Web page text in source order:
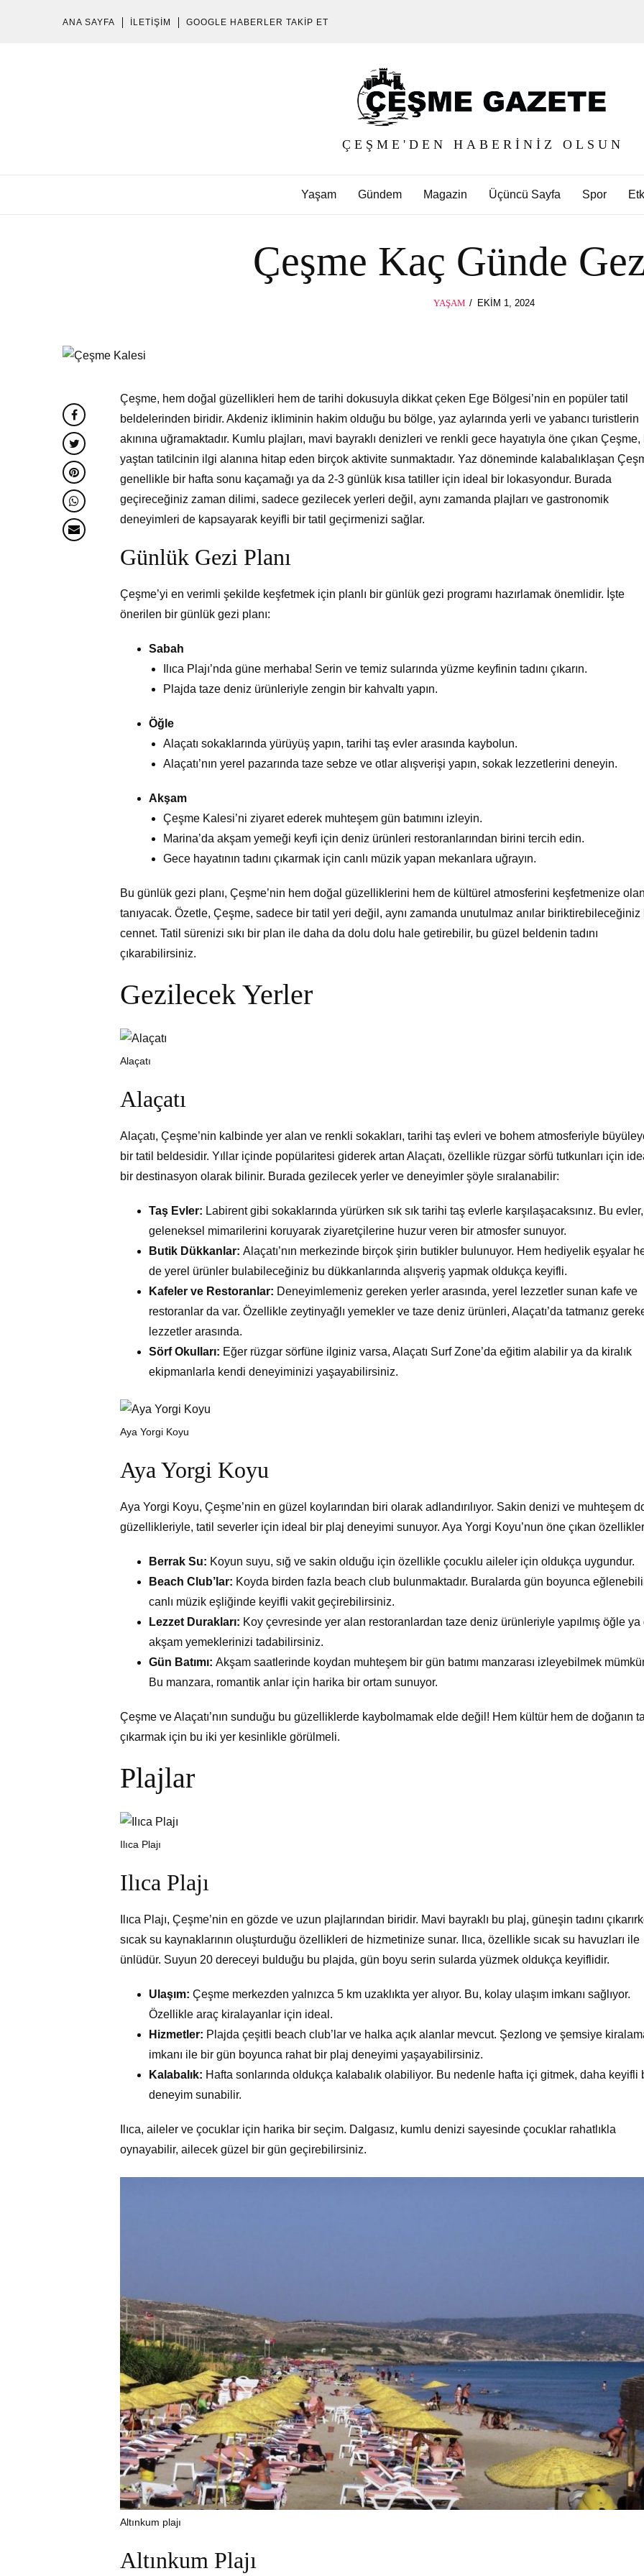
ANA SAYFA İLETIŞIM GOOGLE HABERLER TAKIP ET
ÇEŞME'DEN HABERINIZ OLSUN
Yaşam Gündem Magazin Üçüncü Sayfa Spor
Çeşme Kaç Günde
YAŞAM
POSTED
EKIM 1, 2024EKIM
Çeşme, hem doğal güzellikleri hem de tarihi dokusuyla dikkat çeken Ege Bölgesi’nin en popüler tatil
beldelerinden biridir. Akdeniz ikliminin hakim olduğu bu bölge, yaz aylarında yerli ve yabancı turistlerin
akınına uğramaktadır. Kumlu plajları, mavi bayraklı denizleri ve renkli gece hayatıyla öne çıkan Çeşme,
yaştan tatilcinin ilgi alanına hitap eden birçok aktivite sunmaktadır. Yaz döneminde kalabalıklaşan
genellikle bir hafta sonu kaçamağı ya da 2-3 günlük kısa tatiller için ideal bir lokasyondur. Burada
geçireceğiniz zaman dilimi, sadece gezilecek yerleri değil, aynı zamanda plajları ve gastronomik
deneyimleri de kapsayarak keyifli bir tatil geçirmenizi sağlar.
Günlük Gezi Planı
Çeşme’yi en verimli şekilde keşfetmek için planlı bir günlük gezi programı hazırlamak önemlidir. İşte
önerilen bir günlük gezi planı:
Sabah
Ilıca Plajı’nda güne merhaba! Serin ve temiz sularında yüzme keyfinin tadını çıkarın.
Plajda taze deniz ürünleriyle zengin bir kahvaltı yapın.
Öğle
Alaçatı sokaklarında yürüyüş yapın, tarihi taş evler arasında kaybolun.
Alaçatı’nın yerel pazarında taze sebze ve otlar alışverişi yapın, sokak lezzetlerini deneyin.
Akşam
Çeşme Kalesi’ni ziyaret ederek muhteşem gün batımını izleyin.
Marina’da akşam yemeği keyfi için deniz ürünleri restoranlarından birini tercih edin.
Gece hayatının tadını çıkarmak için canlı müzik yapan mekanlara uğrayın.
Bu günlük gezi planı, Çeşme’nin hem doğal güzelliklerini hem de kültürel atmosferini keşfetmenize
tanıyacak. Özetle, Çeşme, sadece bir tatil yeri değil, aynı zamanda unutulmaz anılar biriktirebileceğiniz
cennet. Tatil sürenizi sıkı bir plan ile daha da dolu dolu hale getirebilir, bu güzel beldenin tadını
çıkarabilirsiniz.
Gezilecek Yerler
Alaçatı
Alaçatı
Alaçatı, Çeşme’nin kalbinde yer alan ve renkli sokakları, tarihi taş evleri ve bohem atmosferiyle
bir tatil beldesidir. Yıllar içinde popülaritesi giderek artan Alaçatı, özellikle rüzgar sörfü tutkunları için
bir destinasyon olarak bilinir. Burada gezilecek yerler ve deneyimler şöyle sıralanabilir:
Taş Evler: Labirent gibi sokaklarında yürürken sık sık tarihi taş evlerle karşılaşacaksınız. Bu evler,
geleneksel mimarilerini koruyarak ziyaretçilerine huzur veren bir atmosfer sunuyor.
Butik Dükkanlar: Alaçatı’nın merkezinde birçok şirin butikler bulunuyor. Hem hediyelik eşyalar
de yerel ürünler bulabileceğiniz bu dükkanlarında alışveriş yapmak oldukça keyifli.
Kafeler ve Restoranlar: Deneyimlemeniz gereken yerler arasında, yerel lezzetler sunan kafe ve
restoranlar da var. Özellikle zeytinyağlı yemekler ve taze deniz ürünleri, Alaçatı’da tatmanız
lezzetler arasında.
Sörf Okulları: Eğer rüzgar sörfüne ilginiz varsa, Alaçatı Surf Zone’da eğitim alabilir ya da kiralık
ekipmanlarla kendi deneyiminizi yaşayabilirsiniz.
Aya Yorgi Koyu
Aya Yorgi Koyu
Aya Yorgi Koyu, Çeşme’nin en güzel koylarından biri olarak adlandırılıyor. Sakin denizi ve muhteşem
güzellikleriyle, tatil severler için ideal bir plaj deneyimi sunuyor. Aya Yorgi Koyu’nun öne çıkan
Berrak Su: Koyun suyu, sığ ve sakin olduğu için özellikle çocuklu aileler için oldukça uygundur.
Beach Club’lar: Koyda birden fazla beach club bulunmaktadır. Buralarda gün boyunca
canlı müzik eşliğinde keyifli vakit geçirebilirsiniz.
Lezzet Durakları: Koy çevresinde yer alan restoranlardan taze deniz ürünleriyle yapılmış öğle ya
akşam yemeklerinizi tadabilirsiniz.
Gün Batımı: Akşam saatlerinde koydan muhteşem bir gün batımı manzarası izleyebilmek
Bu manzara, romantik anlar için harika bir ortam sunuyor.
Çeşme ve Alaçatı’nın sunduğu bu güzelliklerde kaybolmamak elde değil! Hem kültür hem de doğanın
çıkarmak için bu iki yer kesinlikle görülmeli.
Plajlar
Ilıca Plajı
Ilıca Plajı
Ilıca Plajı, Çeşme’nin en gözde ve uzun plajlarından biridir. Mavi bayraklı bu plaj, güneşin tadını
sıcak su kaynaklarının oluşturduğu özellikleri de hizmetinize sunar. Ilıca, özellikle sıcak su havuzları ile
ünlüdür. Suyun 20 dereceyi bulduğu bu plajda, gün boyu serin sularda yüzmek oldukça keyiflidir.
Ulaşım: Çeşme merkezden yalnızca 5 km uzaklıkta yer alıyor. Bu, kolay ulaşım imkanı sağlıyor.
Özellikle araç kiralayanlar için ideal.
Hizmetler: Plajda çeşitli beach club’lar ve halka açık alanlar mevcut. Şezlong ve şemsiye
imkanı ile bir gün boyunca rahat bir plaj deneyimi yaşayabilirsiniz.
Kalabalık: Hafta sonlarında oldukça kalabalık olabiliyor. Bu nedenle hafta içi gitmek, daha keyifli
deneyim sunabilir.
Ilıca, aileler ve çocuklar için harika bir seçim. Dalgasız, kumlu denizi sayesinde çocuklar rahatlıkla
oynayabilir, ailecek güzel bir gün geçirebilirsiniz.
Altınkum plajı
Altınkum Plajı